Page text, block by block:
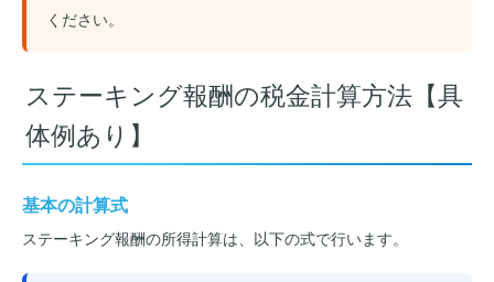
ください。
ステーキング報酬の税金計算方法【具
体例あり】
基本の計算式
ステーキング報酬の所得計算は、以下の式で行います。